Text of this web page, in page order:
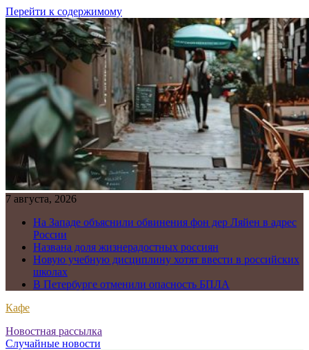
Перейти к содержимому
7 августа, 2026
На Западе объяснили обвинения фон дер Ляйен в адрес
России
Названа доля жизнерадостных россиян
Новую учебную дисциплину хотят ввести в российских
школах
В Петербурге отменили опасность БПЛА
Кафе
Новостная рассылка
Случайные новости